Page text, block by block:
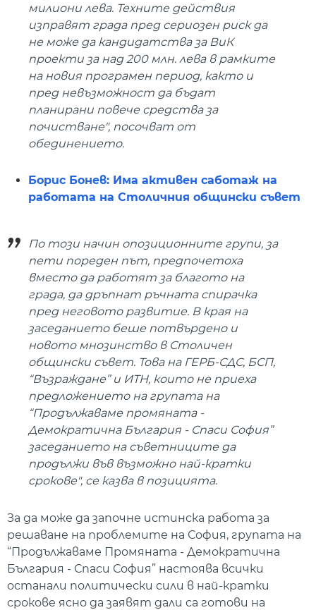
милиони лева. Техните действия
изправят града пред сериозен риск да
не може да кандидатства за ВиК
проекти за над 200 млн. лева в рамките
на новия програмен период, както и
пред невъзможност да бъдат
планирани повече средства за
почистване", посочват от
обединението.
Борис Бонев: Има активен саботаж на
работата на Столичния общински съвет
По този начин опозиционните групи, за
пети пореден път, предпочетоха
вместо да работят за благото на
града, да дръпнат ръчната спирачка
пред неговото развитие. В края на
заседанието беше потвърдено и
новото мнозинство в Столичен
общински съвет. Това на ГЕРБ-СДС, БСП,
“Възраждане” и ИТН, които не приеха
предложението на групата на
“Продължаваме промяната -
Демократична България - Спаси София”
заседанието на съветниците да
продължи във възможно най-кратки
срокове", се казва в позицията.
За да може да започне истинска работа за
решаване на проблемите на София, групата на
“Продължаваме Промяната - Демократична
България - Спаси София” настоява всички
останали политически сили в най-кратки
срокове ясно да заявят дали са готови на